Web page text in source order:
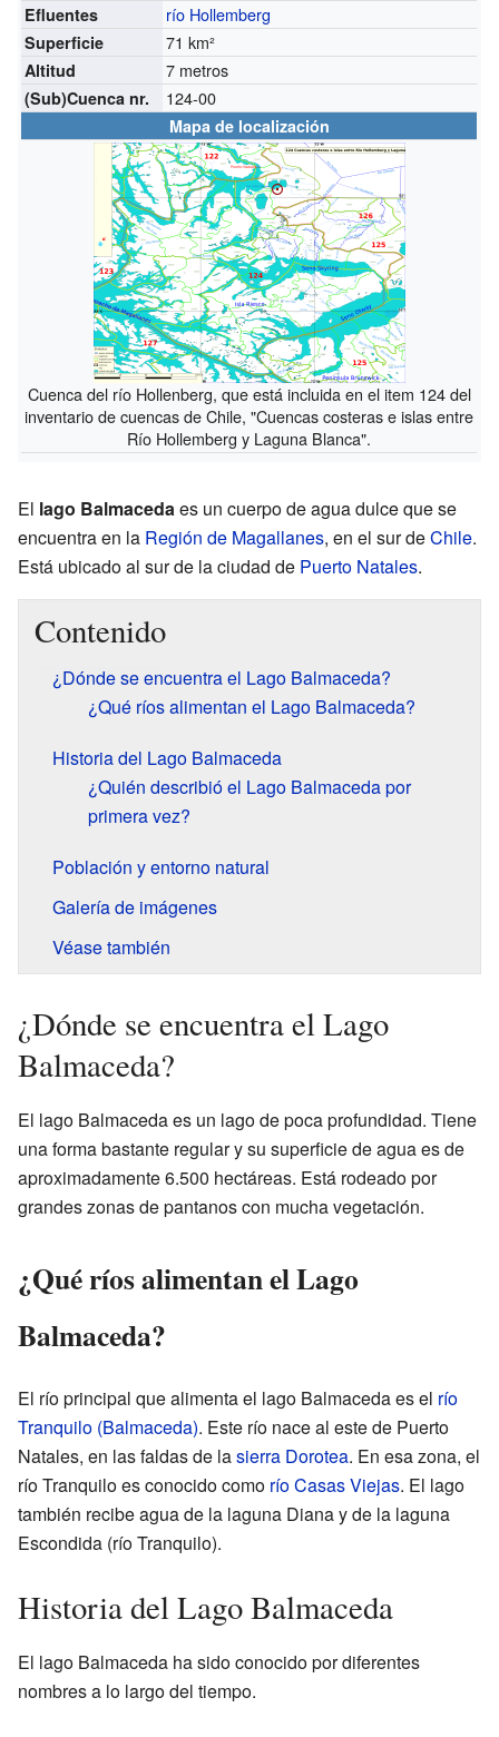
Efluentes río Hollemberg
Superficie 71 km²
Altitud 7 metros
(Sub)Cuenca nr. 124-00
Mapa de localización
Cuenca del río Hollenberg, que está incluida en el item 124 del
inventario de cuencas de Chile, "Cuencas costeras e islas entre
Río Hollemberg y Laguna Blanca".
El lago Balmacedaes un cuerpo de agua dulce que se
encuentra en la Región de Magallanes, en el sur deChile.
Está ubicado al sur de la ciudad de Puerto Natales.
Contenido
¿Dónde se encuentra el Lago Balmaceda?
¿Qué ríos alimentan el Lago Balmaceda?
Historia del Lago Balmaceda
¿Quién describió el Lago Balmaceda por
primera vez?
Población y entorno natural
Galería de imágenes
Véase también
¿Dónde se encuentra el Lago
Balmaceda?
El lago Balmaceda es un lago de poca profundidad. Tiene
una forma bastante regular y su superficie de agua es de
aproximadamente 6.500 hectáreas. Está rodeado por
grandes zonas de pantanos con mucha vegetación.
¿Qué ríos alimentan el Lago
Balmaceda?
El río principal que alimenta el lago Balmaceda es el río
Tranquilo (Balmaceda). Este río nace al este de Puerto
Natales, en las faldas de lasierra Dorotea. En esa zona, el
río Tranquilo es conocido como río Casas Viejas. El lago
también recibe agua de la laguna Diana y de la laguna
Escondida (río Tranquilo).
Historia del Lago Balmaceda
El lago Balmaceda ha sido conocido por diferentes
nombres a lo largo del tiempo.